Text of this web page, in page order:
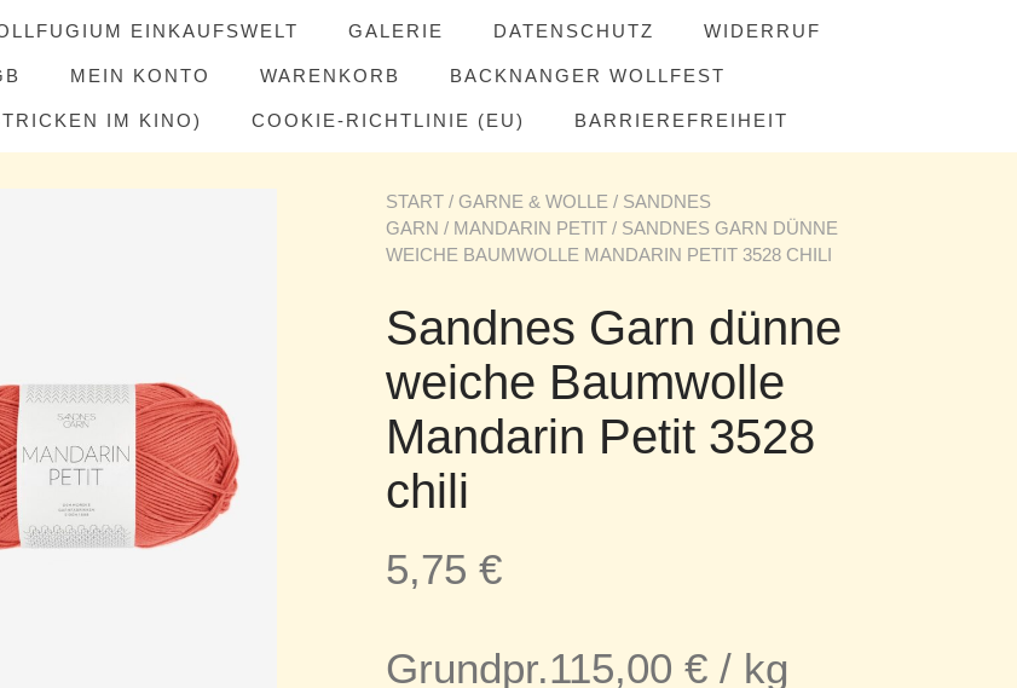
EINKAUFSWELT GALERIE DATENSCHUTZ WIDERRUF
MEIN KONTO WARENKORB BACKNANGER WOLLFEST
IM KINO) COOKIE-RICHTLINIE (EU) BARRIEREFREIHEIT
START / GARNE & WOLLE / SANDNES
GARN / MANDARIN PETIT / SANDNES GARN DÜNNE
WEICHE BAUMWOLLE MANDARIN PETIT 3528 CHILI
Sandnes Garn dünne
weiche Baumwolle
Mandarin Petit 3528
chili
5,75 €
Grundpr.115,00 € / kg